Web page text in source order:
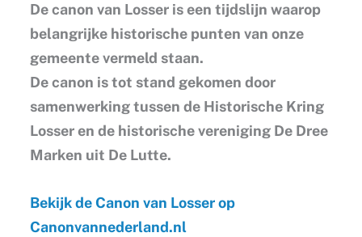
De canon van Losser is een tijdslijn waarop
belangrijke historische punten van onze
gemeente vermeld staan.
De canon is tot stand gekomen door
samenwerking tussen de Historische Kring
Losser en de historische vereniging De Dree
Marken uit De Lutte.
Bekijk de Canon van Losser op
Canonvannederland.nl